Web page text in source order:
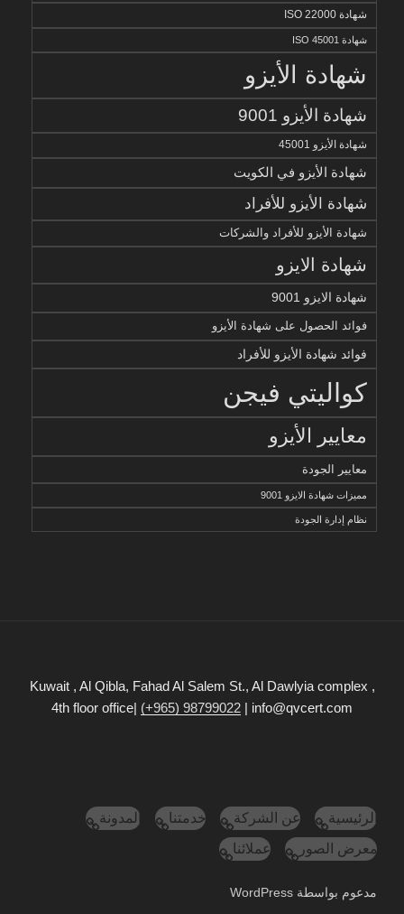
شهادة ISO 22000
شهادة ISO 45001
شهادة الأيزو
شهادة الأيزو 9001
شهادة الأيزو 45001
شهادة الأيزو في الكويت
شهادة الأيزو للأفراد
شهادة الأيزو للأفراد والشركات
شهادة الايزو
شهادة الايزو 9001
فوائد الحصول على شهادة الأيزو
فوائد شهادة الأيزو للأفراد
كواليتي فيجن
معايير الأيزو
معايير الجودة
مميزات شهادة الايزو 9001
نظام إدارة الجودة
Kuwait , Al Qibla, Fahad Al Salem St., Al Dawlyia complex ,
4th floor office| (+965) 98799022 | info@qvcert.com
الرئيسية عن الشركة خدمتنا
المدونة
معرض الصور
عملائنا
مدعوم بواسطة WordPress